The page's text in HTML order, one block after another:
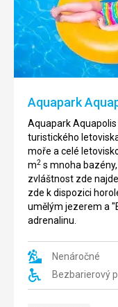
Aquapark
Aquapark
turistického
moře a celé
m2 s mnoha
zvláštnost zde
zde k dispozici
umělým jezerem a
adrenalinu.
Nenáročné
Bezbarierový